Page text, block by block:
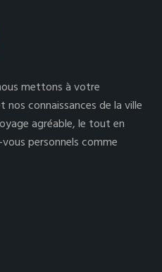
mettons à votre
connaissances de la ville
agréable, le tout en
personnels comme